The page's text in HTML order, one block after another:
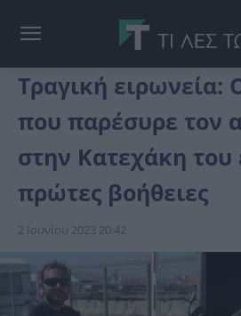
Τραγική ειρωνεία:
που παρέσυρε τον
στην Κατεχάκη του
πρώτες βοήθειες
2 Ιουνίου 2023 20:42